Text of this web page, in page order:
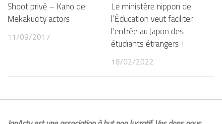
Shoot privé – Kano de
Mekakucity actors
11/09/2017
Le ministère nippon de
l’Éducation veut faciliter
l’entrée au Japon des
étudiants étrangers !
18/02/2022